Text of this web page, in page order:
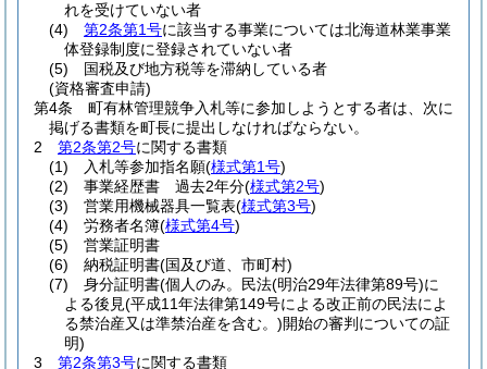
れを受けていない者
(4)
第2条第1号に該当する事業については北海道林業事業
体登録制度に登録されていない者
(5)
国税及び地方税等を滞納している者
(資格審査申請)
第4条
町有林管理競争入札等に参加しようとする者は、次に
掲げる書類を町長に提出しなければならない。
2
第2条第2号に関する書類
(1)
入札等参加指名願(様式第1号)
(2)
事業経歴書 過去2年分(様式第2号)
(3)
営業用機械器具一覧表(様式第3号)
(4)
労務者名簿(様式第4号)
(5)
営業証明書
(6)
納税証明書(国及び道、市町村)
(7)
身分証明書(個人のみ。民法(明治29年法律第89号)に
よる後見(平成11年法律第149号による改正前の民法によ
る禁治産又は準禁治産を含む。)開始の審判についての証
明)
3
第2条第3号に関する書類